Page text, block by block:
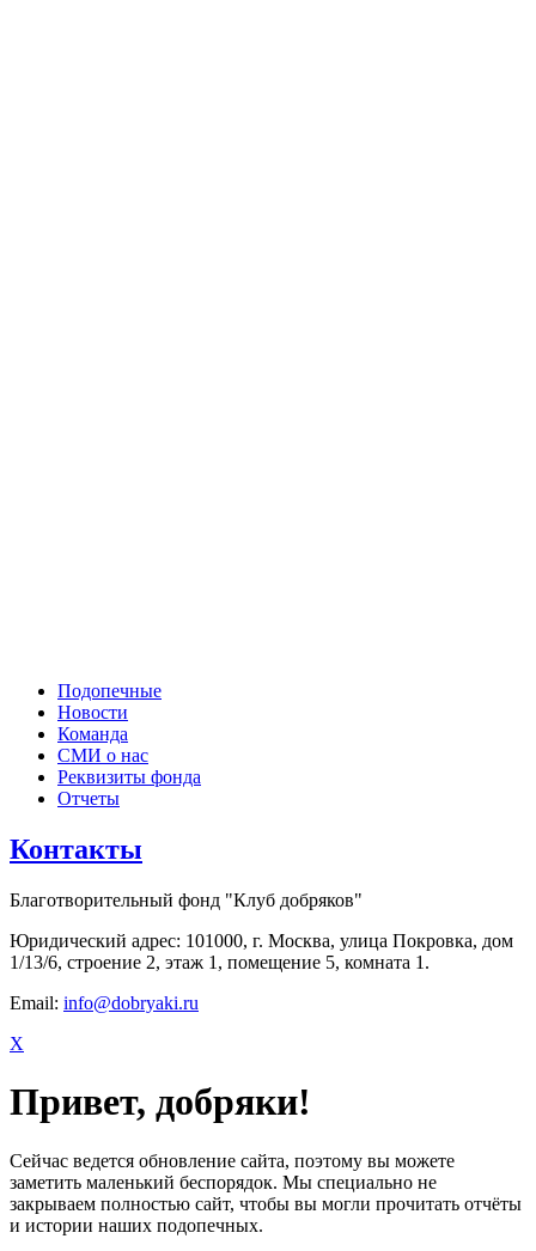
Подопечные
Новости
Команда
СМИ о нас
Реквизиты фонда
Отчеты
Контакты
Благотворительный фонд "Клуб добряков"
Юридический адрес: 101000, г. Москва, улица Покровка, дом
1/13/6, строение 2, этаж 1, помещение 5, комната 1.
Email: info@dobryaki.ru
X
Привет, добряки!
Сейчас ведется обновление сайта, поэтому вы можете
заметить маленький беспорядок. Мы специально не
закрываем полностью сайт, чтобы вы могли прочитать отчёты
и истории наших подопечных.